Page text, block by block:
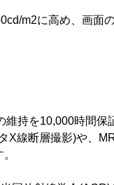
m2に高め、画面
維持を10,000時間保
X線断層撮影)や、